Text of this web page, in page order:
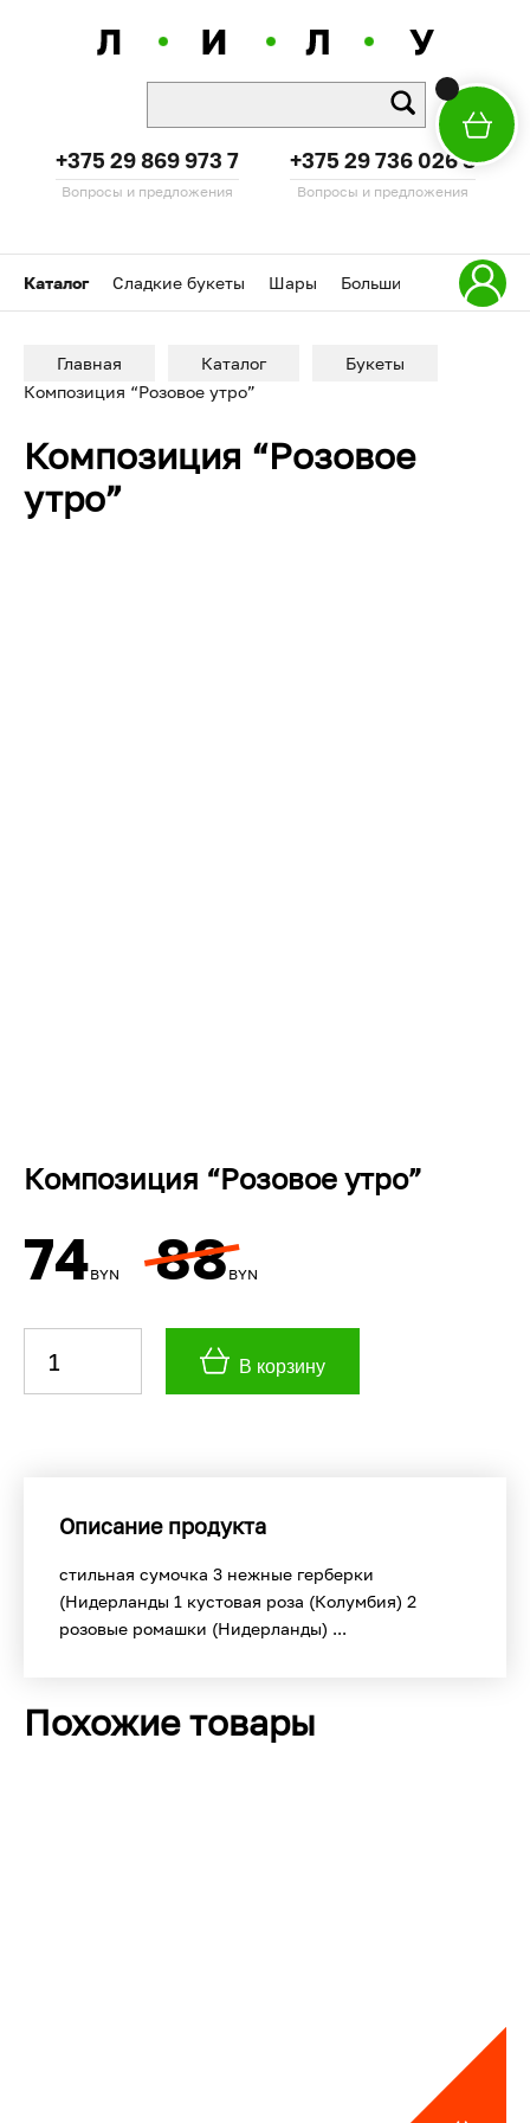
+375 29 869 973 7
Вопросы и предложения
+375 29 736 026 8
Вопросы и предложения
Каталог Сладкие букеты Шары Большие мишки
Главная Каталог
Букеты
Композиция “Розовое утро”
Композиция “Розовое
утро”
Композиция “Розовое утро”
74BYN 88BYN
В корзину
Описание продукта
стильная сумочка 3 нежные герберки
(Нидерланды 1 кустовая роза (Колумбия) 2
розовые ромашки (Нидерланды) ...
Похожие товары